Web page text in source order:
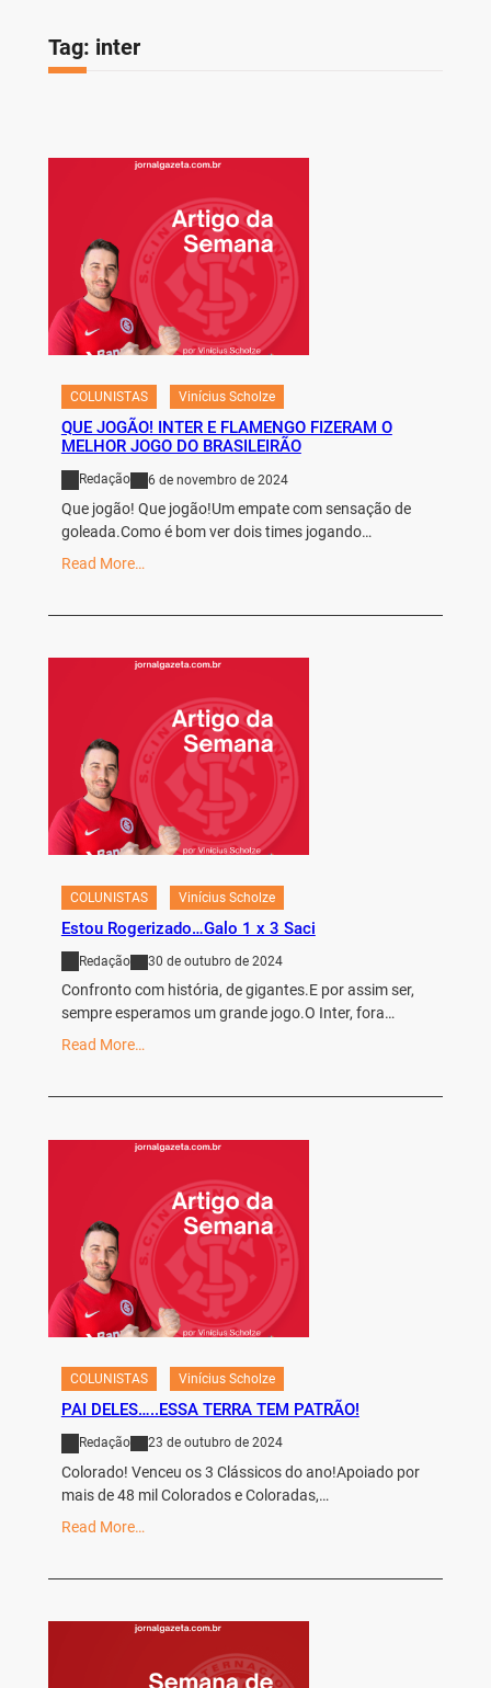
Tag: inter
COLUNISTAS Vinícius Scholze
QUE JOGÃO! INTER E FLAMENGO FIZERAM O
MELHOR JOGO DO BRASILEIRÃO
Redação 6 de novembro de 2024
Que jogão! Que jogão!Um empate com sensação de
goleada.Como é bom ver dois times jogando…
Read More…
COLUNISTAS Vinícius Scholze
Estou Rogerizado…Galo 1 x 3 Saci
Redação 30 de outubro de 2024
Confronto com história, de gigantes.E por assim ser,
sempre esperamos um grande jogo.O Inter, fora…
Read More…
COLUNISTAS Vinícius Scholze
PAI DELES…..ESSA TERRA TEM PATRÃO!
Redação 23 de outubro de 2024
Colorado! Venceu os 3 Clássicos do ano!Apoiado por
mais de 48 mil Colorados e Coloradas,…
Read More…